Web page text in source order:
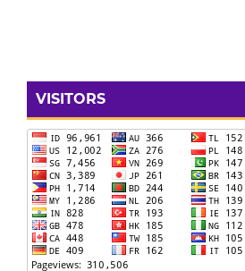
VISITORS